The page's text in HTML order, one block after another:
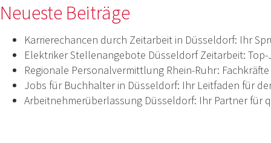
Neueste Beiträge
Karrierechancen durch Zeitarbeit in Düsseldorf: Ihr
Elektriker Stellenangebote Düsseldorf Zeitarbeit:
Regionale Personalvermittlung Rhein-Ruhr:
Jobs für Buchhalter in Düsseldorf: Ihr Leitfaden für
Arbeitnehmerüberlassung Düsseldorf: Ihr Partner für